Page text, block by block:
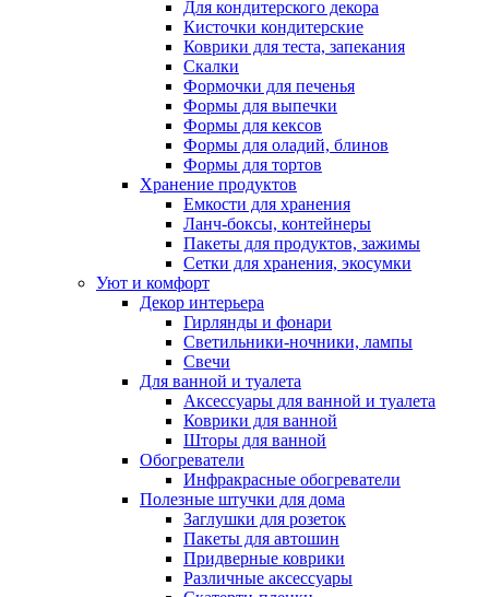
Для кондитерского декора
Кисточки кондитерские
Коврики для теста, запекания
Скалки
Формочки для печенья
Формы для выпечки
Формы для кексов
Формы для оладий, блинов
Формы для тортов
Хранение продуктов
Емкости для хранения
Ланч-боксы, контейнеры
Пакеты для продуктов, зажимы
Сетки для хранения, экосумки
Уют и комфорт
Декор интерьера
Гирлянды и фонари
Светильники-ночники, лампы
Свечи
Для ванной и туалета
Аксессуары для ванной и туалета
Коврики для ванной
Шторы для ванной
Обогреватели
Инфракрасные обогреватели
Полезные штучки для дома
Заглушки для розеток
Пакеты для автошин
Придверные коврики
Различные аксессуары